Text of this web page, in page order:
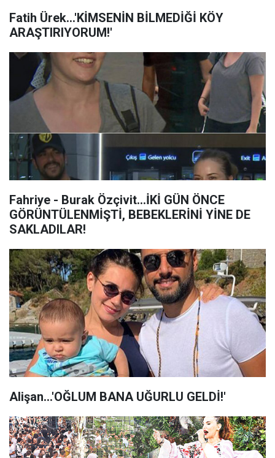
Fatih Ürek...'KİMSENİN BİLMEDİĞİ KÖY
ARAŞTIRIYORUM!'
Fahriye - Burak Özçivit...İKİ GÜN ÖNCE
GÖRÜNTÜLENMİŞTİ, BEBEKLERİNİ YİNE DE
SAKLADILAR!
Alişan...'OĞLUM BANA UĞURLU GELDİ!'